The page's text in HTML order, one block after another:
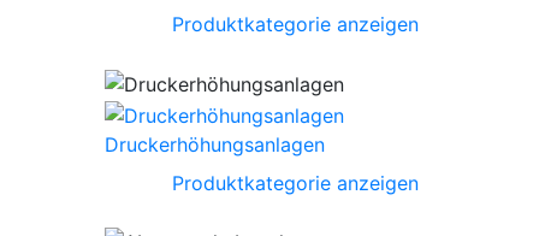
Produktkategorie anzeigen
Druckerhöhungsanlagen
Produktkategorie anzeigen